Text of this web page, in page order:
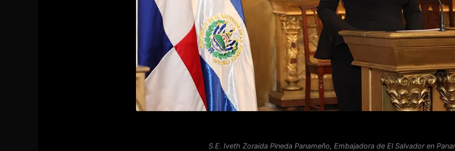
S.E. Iveth Zoraida Pineda Panameño, Embajadora de El Salvador en